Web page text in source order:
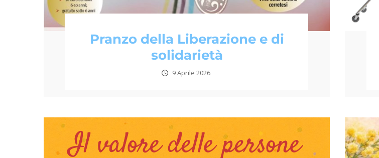
Pranzo della Liberazione e di
solidarietà
9 Aprile 2026